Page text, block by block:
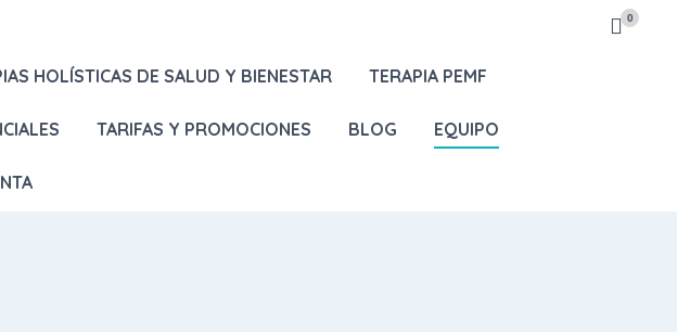
0
HOLÍSTICAS DE SALUD Y BIENESTAR TERAPIA PEMF
TARIFAS Y PROMOCIONES BLOG EQUIPO